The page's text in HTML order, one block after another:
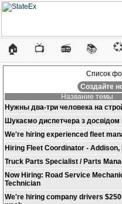
🏠 📺 📻 📚
Список
Создайте
Название темы
Нужны два-три человека на
Шукаємо диспетчера з досвідом
We're hiring experienced fleet
Hiring Fleet Coordinator - Addison,
Truck Parts Specialist / Parts
Now Hiring: Road Service
Technician
We're hiring company drivers